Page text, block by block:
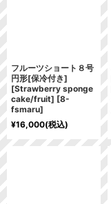
フルーツショート８号
円形[保冷付き]
[Strawberry sponge
cake/fruit] [8-
fsmaru]
¥16,000(税込)